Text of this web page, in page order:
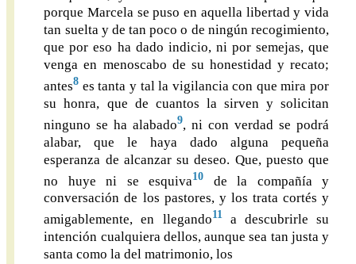
porque Marcela se puso en aquella libertad y vida
tan suelta y de tan poco o de ningún recogimiento,
que por eso ha dado indicio, ni por semejas, que
venga en menoscabo de su honestidad y recato;
antes8 es tanta y tal la vigilancia con que mira por
su honra, que de cuantos la sirven y solicitan
ninguno se ha alabado9, ni con verdad se podrá
alabar, que le haya dado alguna pequeña
esperanza de alcanzar su deseo. Que, puesto que
no huye ni se esquiva10
de la compañía y
conversación de los pastores, y los trata cortés y
amigablemente, en llegando11a descubrirle su
intención cualquiera dellos, aunque sea tan justa y
santa como la del matrimonio, los